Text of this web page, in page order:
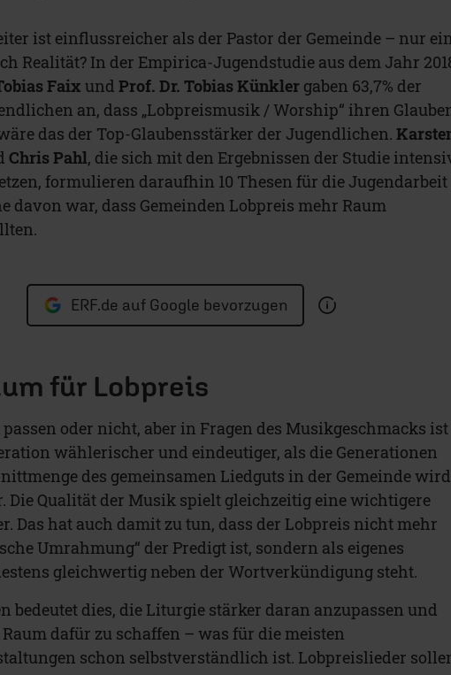
ist einflussreicher als der Pastor der Gemeinde – nur
Realität? In der Empirica-Jugendstudie aus dem Jahr
Faix undProf. Dr. Tobias Künkler gaben 63,7% der
an, dass „Lobpreismusik / Worship“ ihren
das der Top-Glaubensstärker der Jugendlichen.
Chris Pahl, die sich mit den Ergebnissen der Studie
formulieren daraufhin 10 Thesen für die Jugendarbeit
davon war, dass Gemeinden Lobpreis mehr Raum
ERF.de auf Google bevorzugen
für Lobpreis
passen oder nicht, aber in Fragen des Musikgeschmacks ist
wählerischer und eindeutiger, als die Generationen
des gemeinsamen Liedguts in der Gemeinde wird
Die Qualität der Musik spielt gleichzeitig eine wichtigere
Das hat auch damit zu tun, dass der Lobpreis nicht mehr
Umrahmung“ der Predigt ist, sondern als eigenes
gleichwertig neben der Wortverkündigung steht.
bedeutet dies, die Liturgie stärker daran anzupassen und
dafür zu schaffen – was für die meisten
schon selbstverständlich ist. Lobpreislieder